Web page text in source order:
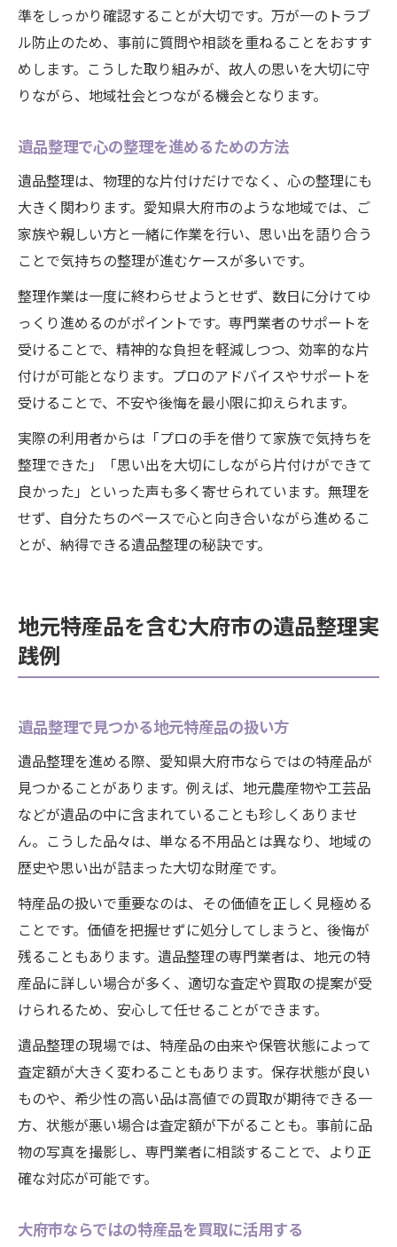
準をしっかり確認することが大切です。万が一のトラブ
ル防止のため、事前に質問や相談を重ねることをおすす
めします。こうした取り組みが、故人の思いを大切に守
りながら、地域社会とつながる機会となります。
遺品整理で心の整理を進めるための方法
遺品整理は、物理的な片付けだけでなく、心の整理にも
大きく関わります。愛知県大府市のような地域では、ご
家族や親しい方と一緒に作業を行い、思い出を語り合う
ことで気持ちの整理が進むケースが多いです。
整理作業は一度に終わらせようとせず、数日に分けてゆ
っくり進めるのがポイントです。専門業者のサポートを
受けることで、精神的な負担を軽減しつつ、効率的な片
付けが可能となります。プロのアドバイスやサポートを
受けることで、不安や後悔を最小限に抑えられます。
実際の利用者からは「プロの手を借りて家族で気持ちを
整理できた」「思い出を大切にしながら片付けができて
良かった」といった声も多く寄せられています。無理を
せず、自分たちのペースで心と向き合いながら進めるこ
とが、納得できる遺品整理の秘訣です。
地元特産品を含む大府市の遺品整理実
践例
遺品整理で見つかる地元特産品の扱い方
遺品整理を進める際、愛知県大府市ならではの特産品が
見つかることがあります。例えば、地元農産物や工芸品
などが遺品の中に含まれていることも珍しくありませ
ん。こうした品々は、単なる不用品とは異なり、地域の
歴史や思い出が詰まった大切な財産です。
特産品の扱いで重要なのは、その価値を正しく見極める
ことです。価値を把握せずに処分してしまうと、後悔が
残ることもあります。遺品整理の専門業者は、地元の特
産品に詳しい場合が多く、適切な査定や買取の提案が受
けられるため、安心して任せることができます。
遺品整理の現場では、特産品の由来や保管状態によって
査定額が大きく変わることもあります。保存状態が良い
ものや、希少性の高い品は高値での買取が期待できる一
方、状態が悪い場合は査定額が下がることも。事前に品
物の写真を撮影し、専門業者に相談することで、より正
確な対応が可能です。
大府市ならではの特産品を買取に活用する